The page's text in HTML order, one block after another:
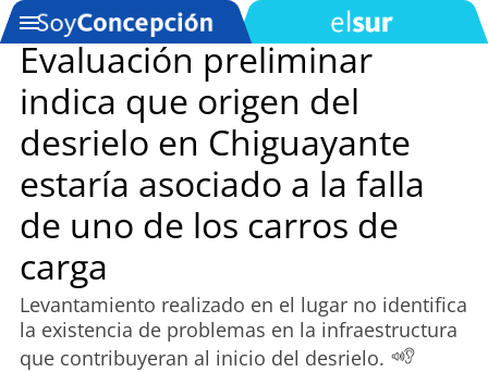
SOYTV
Podcast
Actualidad
Entretención
Economía
Evaluación preliminar
indica que origen del
desrielo en Chiguayante
estaría asociado a la falla
de uno de los carros de
carga
Levantamiento realizado en el lugar no identifica
la existencia de problemas en la infraestructura
que contribuyeran al inicio del desrielo.